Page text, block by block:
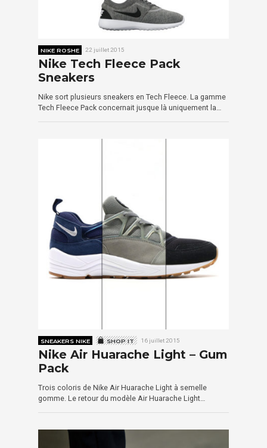
NIKE ROSHE 22 juillet 2015
Nike Tech Fleece Pack
Sneakers
Nike sort plusieurs sneakers en Tech Fleece. La gamme
Tech Fleece Pack concernait jusque là uniquement la…
SNEAKERS NIKE SHOP IT 16 juillet 2015
Nike Air Huarache Light – Gum
Pack
Trois coloris de Nike Air Huarache Light à semelle
gomme. Le retour du modèle Air Huarache Light…